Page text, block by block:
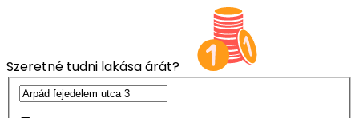
Szeretné tudni lakása árát?